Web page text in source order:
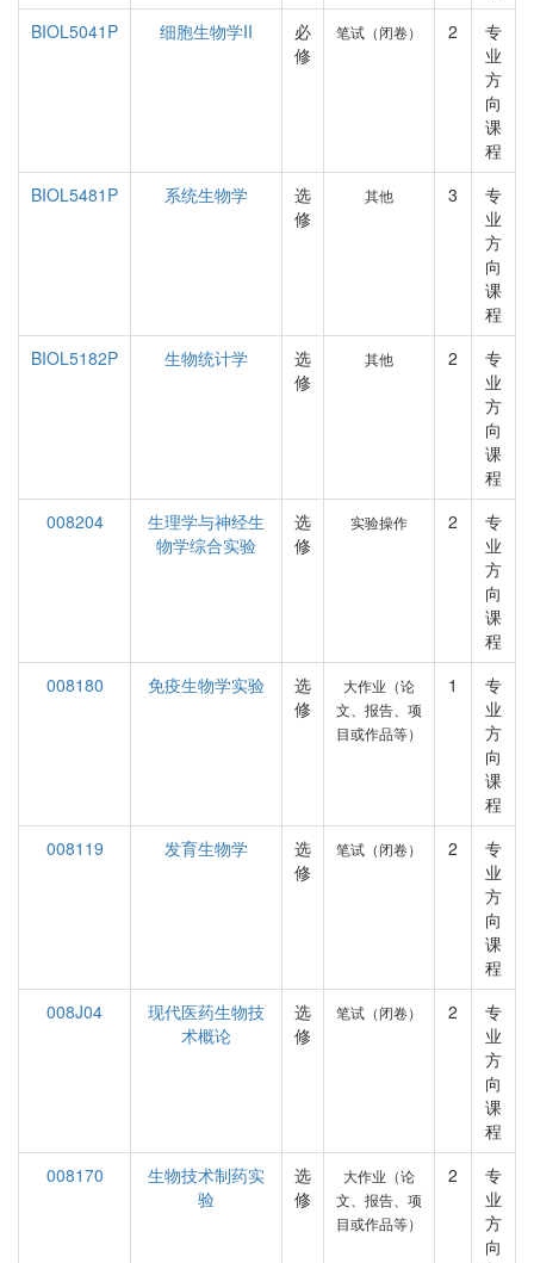
BIOL5041P
细胞生物学II
必
修
笔试（闭卷） 2
专
业
方
向
课
程
BIOL5481P
系统生物学
选
修
其他 3
专
业
方
向
课
程
BIOL5182P
生物统计学
选
修
其他 2
专
业
方
向
课
程
008204
生理学与神经生
物学综合实验
选
修
实验操作 2
专
业
方
向
课
程
008180
免疫生物学实验
选
修
大作业（论
文、报告、项
目或作品等）
1
专
业
方
向
课
程
008119
发育生物学
选
修
笔试（闭卷） 2
专
业
方
向
课
程
008J04
现代医药生物技
术概论
选
修
笔试（闭卷） 2
专
业
方
向
课
程
008170
生物技术制药实
验
选
修
大作业（论
文、报告、项
目或作品等）
2
专
业
方
向